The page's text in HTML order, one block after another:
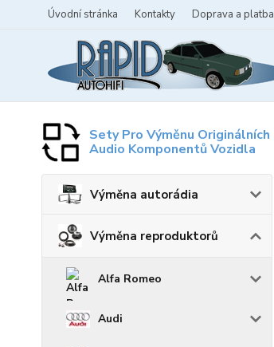
Úvodní stránka Kontakty Doprava a platba
Sety Pro Výměnu Originálních
Audio Komponentů Vozidla
Výměna autorádia
Výměna reproduktorů
Alfa Romeo
Audi